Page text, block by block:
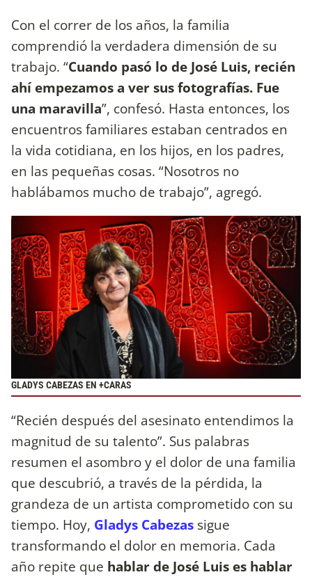
Con el correr de los años, la familia
comprendió la verdadera dimensión de su
trabajo. “Cuando pasó lo de José Luis, recién
ahí empezamos a ver sus fotografías. Fue
una maravilla”, confesó. Hasta entonces, los
encuentros familiares estaban centrados en
la vida cotidiana, en los hijos, en los padres,
en las pequeñas cosas. “Nosotros no
hablábamos mucho de trabajo”, agregó.
GLADYS CABEZAS EN +CARAS
“Recién después del asesinato entendimos la
magnitud de su talento”. Sus palabras
resumen el asombro y el dolor de una familia
que descubrió, a través de la pérdida, la
grandeza de un artista comprometido con su
tiempo. Hoy, Gladys Cabezas sigue
transformando el dolor en memoria. Cada
año repite que hablar de José Luis es hablar